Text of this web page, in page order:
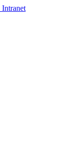
Intranet